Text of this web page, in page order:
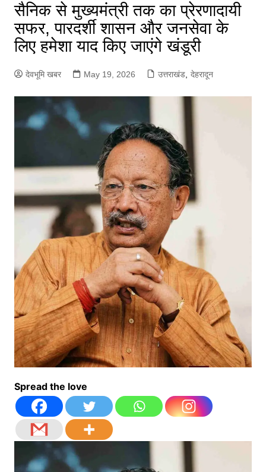
सैनिक से मुख्यमंत्री तक का प्रेरणादायी
सफर, पारदर्शी शासन और जनसेवा के
लिए हमेशा याद किए जाएंगे खंडूरी
देवभूमि खबर May 19, 2026 उत्तराखंड, देहरादून
Spread the love